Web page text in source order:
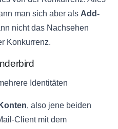
man sich aber als Add-
nicht das Nachsehen
Konkurrenz.
Identitäten
, also jene beiden
Client mit dem